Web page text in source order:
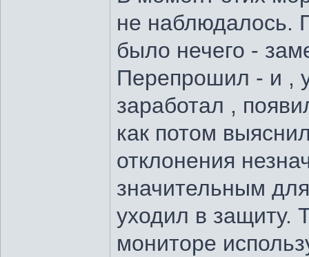
не наблюдалось.
было нечего -
Перепрошил - и ,
заработал ,
как потом
отклонения
значительным
уходил в защиту.
мониторе